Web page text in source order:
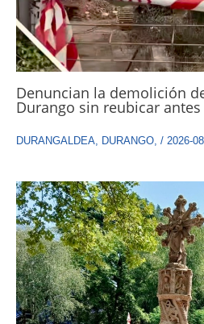
Denuncian la demolición
Durango sin reubicar
DURANGALDEA, DURANGO, / 2026-